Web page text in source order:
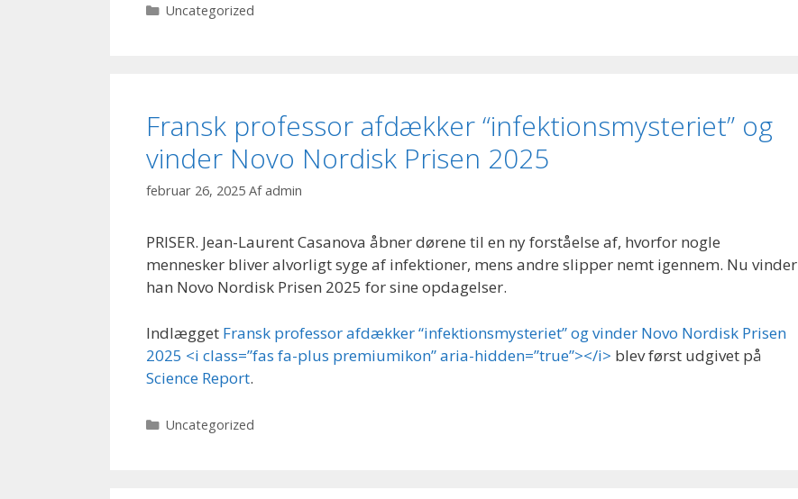
Kategorier
Uncategorized
Fransk professor afdækker “infektionsmysteriet” og
vinder Novo Nordisk Prisen 2025
februar 26, 2025 Afadmin
PRISER. Jean-Laurent Casanova åbner dørene til en ny forståelse af, hvorfor nogle
mennesker bliver alvorligt syge af infektioner, mens andre slipper nemt igennem. Nu vinder
han Novo Nordisk Prisen 2025 for sine opdagelser.
Indlægget Fransk professor afdækker “infektionsmysteriet” og vinder Novo Nordisk Prisen
2025 <i class=”fas fa-plus premiumikon” aria-hidden=”true”></i> blev først udgivet på
Science Report.
Kategorier
Uncategorized